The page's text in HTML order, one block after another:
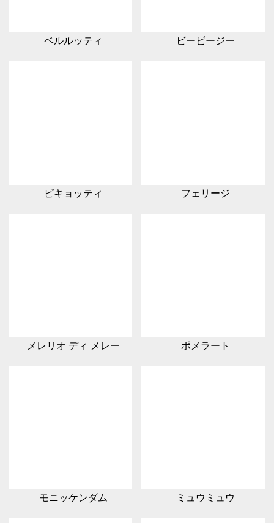
ベルルッティ ビービージー
ピキョッティ フェリージ
メレリオ ディ メレー ポメラート
モニッケンダム ミュウミュウ